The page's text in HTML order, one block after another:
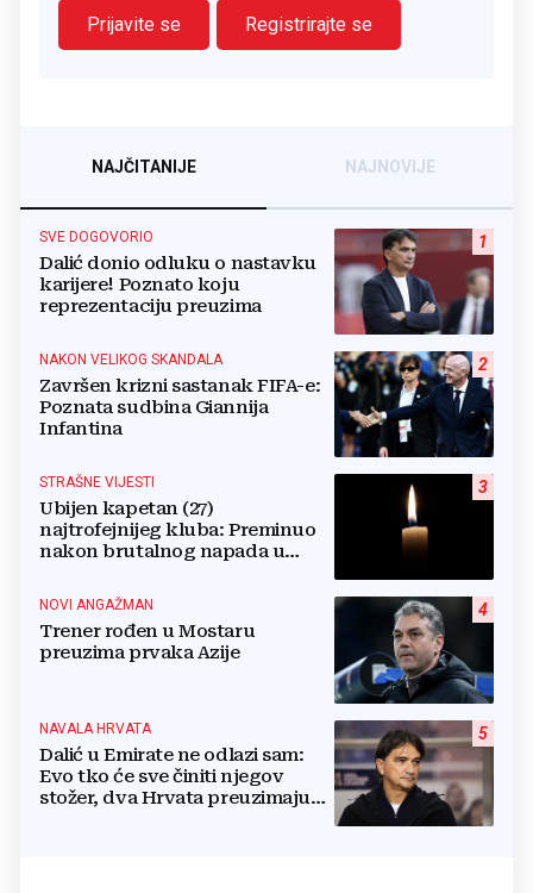
Prijavite se
Registrirajte se
NAJČITANIJE NAJNOVIJE
1
SVE DOGOVORIO
Dalić donio odluku o nastavku
karijere! Poznato koju
reprezentaciju preuzima
2
NAKON VELIKOG SKANDALA
Završen krizni sastanak FIFA-e:
Poznata sudbina Giannija
Infantina
3
STRAŠNE VIJESTI
Ubijen kapetan (27)
najtrofejnijeg kluba: Preminuo
nakon brutalnog napada u
4
NOVI ANGAŽMAN
Trener rođen u Mostaru
preuzima prvaka Azije
5
NAVALA HRVATA
Dalić u Emirate ne odlazi sam:
Evo tko će sve činiti njegov
stožer, dva Hrvata preuzimaju